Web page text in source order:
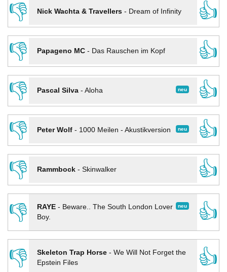
👎
Nick Wachta & Travellers- Dream of Infinity
👍
👎
Papageno MC- Das Rauschen im Kopf
👍
👎
neu
Pascal Silva- Aloha
👍
👎
neu
Peter Wolf- 1000 Meilen - Akustikversion
👍
👎
Rammbock- Skinwalker
👍
👎
neu
RAYE- Beware.. The South London Lover
Boy.
👍
👎 Skeleton Trap Horse- We Will Not Forget the
Epstein Files
👍